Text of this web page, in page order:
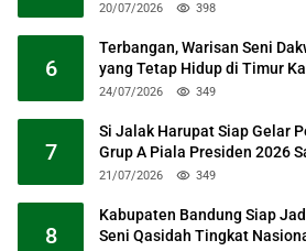
20/07/2026 398
6
Terbangan, Warisan Seni
yang Tetap Hidup di Timur
24/07/2026 349
7
Si Jalak Harupat Siap Gelar
Grup A Piala Presiden 2026
21/07/2026 349
8
Kabupaten Bandung Siap
Seni Qasidah Tingkat